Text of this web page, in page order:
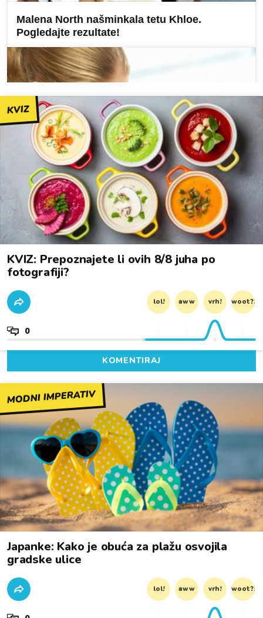
KVIZ
KVIZ: Prepoznajete li ovih 8/8 juha po
fotografiji?
lol! aww vrh! woot?!
0
KOMENTIRAJ
MODNI IMPERATIV
Japanke: Kako je obuća za plažu osvojila
gradske ulice
lol! aww vrh! woot?!